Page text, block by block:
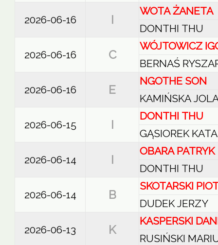
2026-06-16 I
WOTA ŻANETA
DONTHI THU
2026-06-16 C
WÓJTOWICZ
BERNAŚ
2026-06-16 E
NGOTHE SON
KAMIŃSKA
2026-06-15 I
DONTHI THU
GĄSIOREK
2026-06-14 I
OBARA PATRYK
DONTHI THU
2026-06-14 B
SKOTARSKI
DUDEK JERZY
2026-06-13 K
KASPERSKI
RUSIŃSKI